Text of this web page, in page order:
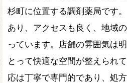
杉町に位置する調剤薬局です
あり、アクセスも良く、地域
っています。店舗の雰囲気は
とって快適な空間が整えられ
応は丁寧で専門的であり、処